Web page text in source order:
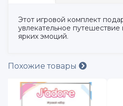
Этот игровой комплект
увлекательное путешествие
ярких эмоций.
Похожие товары